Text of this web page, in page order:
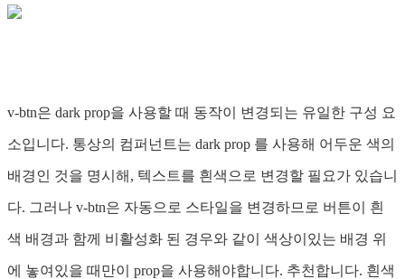
v-btn은 dark prop을 사용할 때 동작이 변경되는 유일한 구성 요
소입니다. 통상의 컴퍼넌트는 dark prop 를 사용해 어두운 색의
배경인 것을 명시해, 텍스트를 흰색으로 변경할 필요가 있습니
다. 그러나 v-btn은 자동으로 스타일을 변경하므로 버튼이 흰
색 배경과 함께 비활성화 된 경우와 같이 색상이있는 배경 위
에 놓여있을 때만이 prop을 사용해야합니다. 추천합니다. 흰색